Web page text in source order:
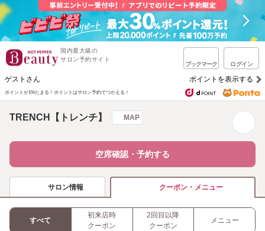
国内最大級の
サロン予約サイト
ブックマーク ログイン
ゲストさん ポイントを表示する
ポイントが1%たまる！ ポイントはサロン予約でつかえる！
TRENCH【トレンチ】 MAP
空席確認・予約する
サロン情報 クーポン・メニュー
すべて
初来店時
クーポン
2回目以降
クーポン
メニュー